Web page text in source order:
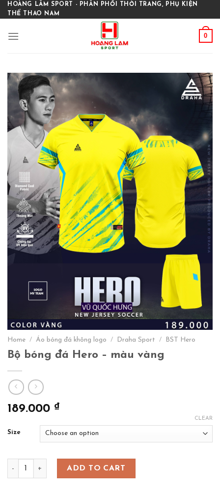
Skip
to
HOÀNG LÂM SPORT - PHÂN PHỐI THỜI TRANG, PHỤ KIỆN
THỂ THAO NAM
0
Home / Áo bóng đá không logo / Draha Sport / BST Hero
Bộ bóng đá Hero – màu vàng
189.000 ₫
Size
CLEAR
Bộ bóng đá Hero - màu vàng quantity
ADD TO CART